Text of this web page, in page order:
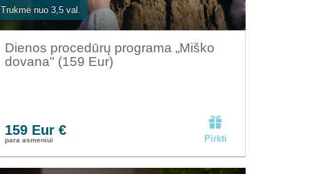
Trukmė nuo 3,5 val.
Dienos procedūrų programa „Miško
dovana" (159 Eur)
159 Eur €
para asmeniui Pirkti